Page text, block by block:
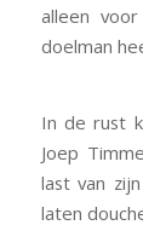
alleen
doelman
In de rust
Joep
last van
laten